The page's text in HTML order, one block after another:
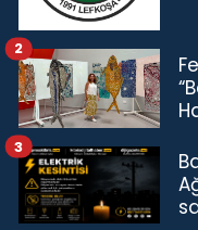
2
3